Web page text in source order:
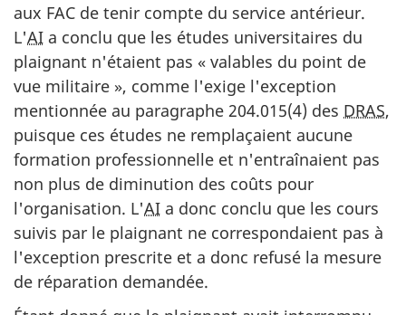
aux FAC de tenir compte du service antérieur.
L'AI a conclu que les études universitaires du
plaignant n'étaient pas « valables du point de
vue militaire », comme l'exige l'exception
mentionnée au paragraphe 204.015(4) des DRAS,
puisque ces études ne remplaçaient aucune
formation professionnelle et n'entraînaient pas
non plus de diminution des coûts pour
l'organisation. L'AI a donc conclu que les cours
suivis par le plaignant ne correspondaient pas à
l'exception prescrite et a donc refusé la mesure
de réparation demandée.